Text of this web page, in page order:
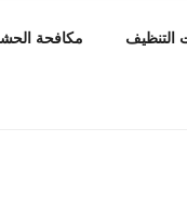
التنظيف مكافحة